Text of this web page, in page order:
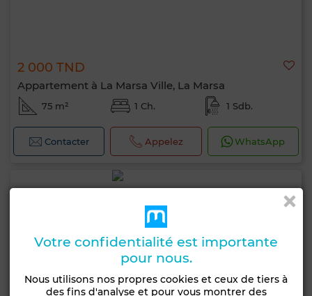
2 000 TND
Appartement à La Marsa Ville, La Marsa
75 m² 1 Ch. 1 Sdb.
Contacter Appelez WhatsApp
Votre confidentialité est importante
pour nous.
Nous utilisons nos propres cookies et ceux de tiers à
des fins d'analyse et pour vous montrer des